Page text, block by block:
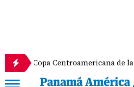
Centroamericana de la Concacaf